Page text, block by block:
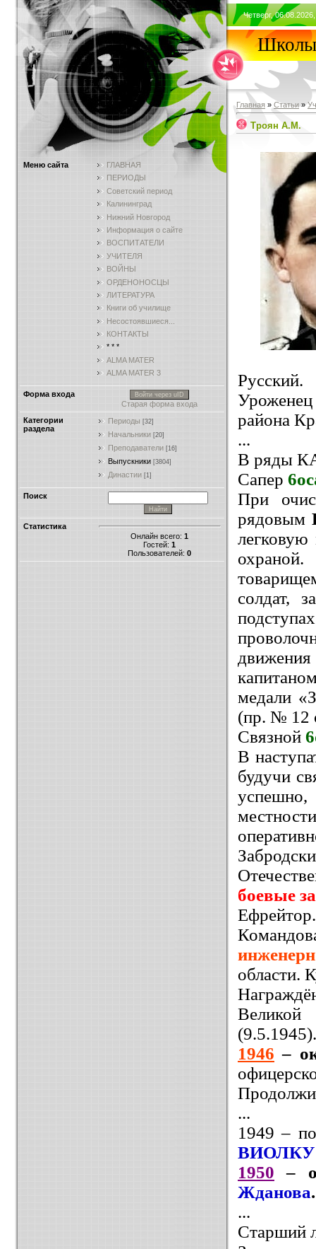
Меню сайта
ГЛАВНАЯ
ПЕРИОДЫ
Советский период
Калининград
Нижний Новгород
Информация о сайте
ВОСПИТАТЕЛИ
УЧИТЕЛЯ
ВОЙНЫ
ОРДЕНОНОСЦЫ
ЛИТЕРАТУРА
Книги об училище
Несостоявшиеся...
КОНТАКТЫ
* * *
ALMA MATER
ALMA MATER 3
Форма входа Войти через uID
Старая форма входа
Категории
раздела
Периоды [32]
Начальники [20]
Преподаватели [16]
Выпускники [3804]
Династии [1]
Поиск
Статистика
Онлайн всего: 1
Гостей: 1
Пользователей: 0
Четверг,
Школы
Главная » Статьи »
Троян А.М.
Русский.
района
...
В ряды
Сапер
При
рядовым
солдат,
медали
(пр. № 12
Связной
В
будучи
успешно,
боевые
Ефрейтор.
области.
(9.5.1945).
1946 –
...
1949 –
ВИОЛКУ
1950 –
Жданова
...
Старший